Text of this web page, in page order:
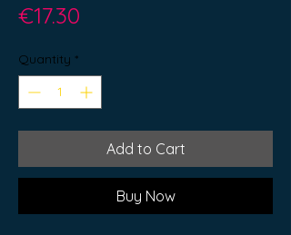
€17.30
Quantity *
Add to Cart
Buy Now